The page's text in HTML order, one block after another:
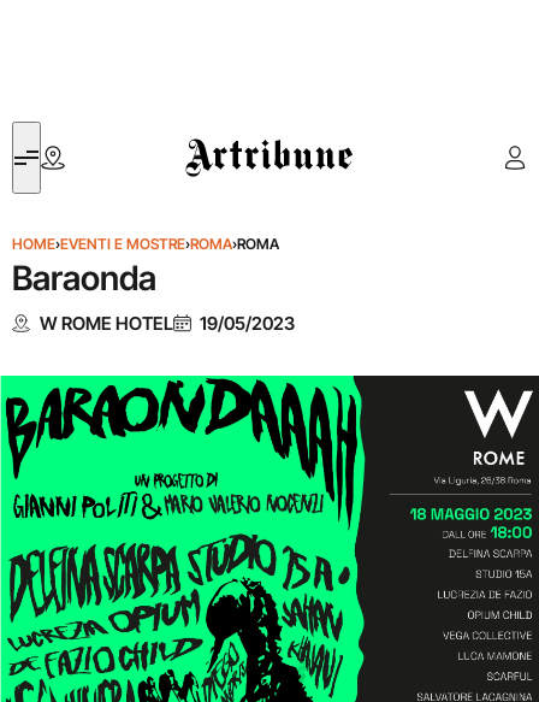
Artribune
HOME›EVENTI E MOSTRE›ROMA›ROMA
Baraonda
W ROME HOTEL 19/05/2023